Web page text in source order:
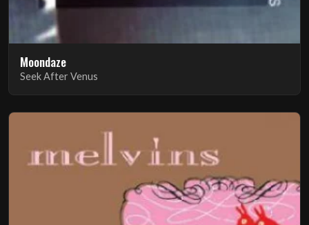
Moondaze
Seek After Venus